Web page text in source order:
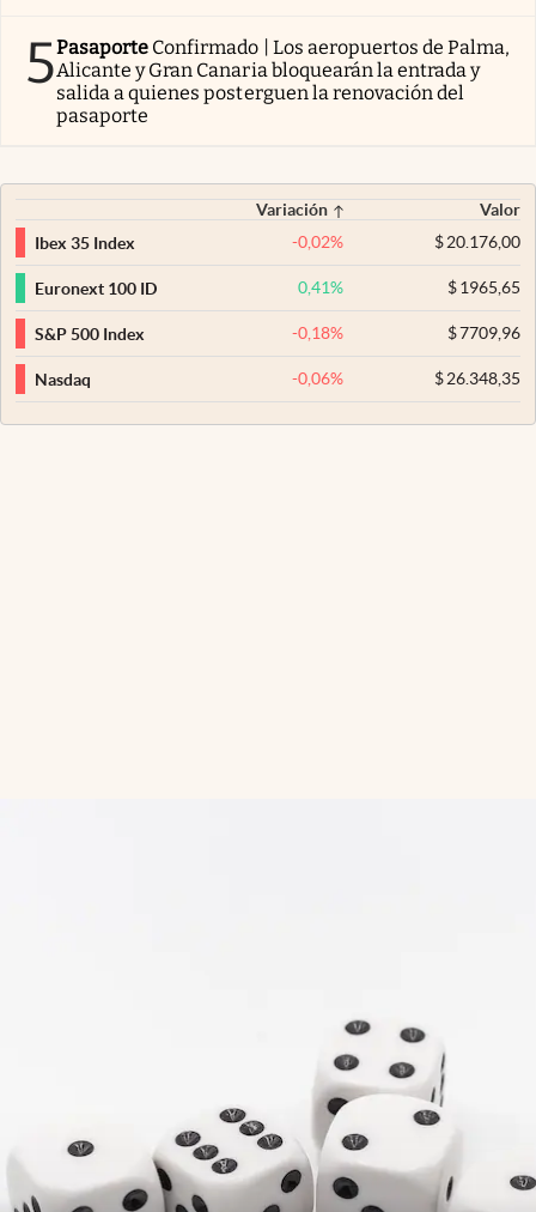
5Pasaporte Confirmado | Los aeropuertos de Palma,
Alicante y Gran Canaria bloquearán la entrada y
salida a quienes posterguen la renovación del
pasaporte
Variación
Valor
Ibex 35 Index
-0,02% $20.176,00
Euronext 100 ID 0,41% $1965,65
S&P 500 Index -0,18% $7709,96
Nasdaq -0,06% $26.348,35